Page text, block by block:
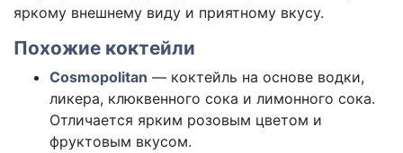
яркому внешнему виду и приятному вкусу.
Похожие коктейли
Cosmopolitan — коктейль на основе водки,
ликера, клюквенного сока и лимонного сока.
Отличается ярким розовым цветом и
фруктовым вкусом.